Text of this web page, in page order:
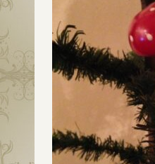
Vroom
Dreesmann
1900